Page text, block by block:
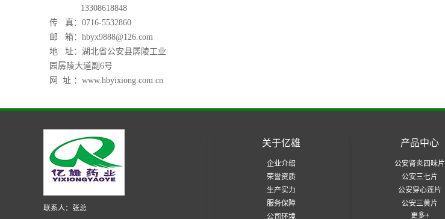
13308618848
传 真：0716-5532860
邮 箱： hbyx9888@126.com
地 址：湖北省公安县孱陵工业
园孱陵大道副6号
网 址 ：www.hbyixiong.com.cn
联系人：张总
关于亿雄
企业介绍
荣誉资质
生产实力
服务保障
公司环境
产品中心
公安肾炎四味片
公安三七片
公安穿心莲片
公安三黄片
更多+